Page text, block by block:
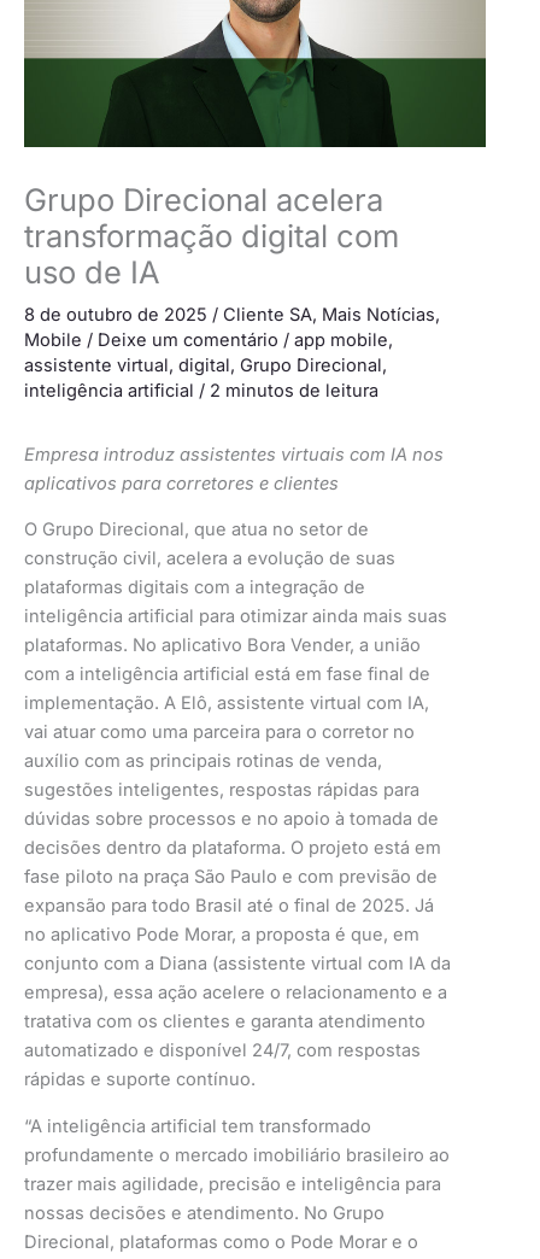
Grupo Direcional acelera
transformação digital com
uso de IA
8 de outubro de 2025 / Cliente SA, Mais Notícias,
Mobile / Deixe um comentário / app mobile,
assistente virtual, digital, Grupo Direcional,
inteligência artificial / 2 minutos de leitura
Empresa introduz assistentes virtuais com IA nos
aplicativos para corretores e clientes
O Grupo Direcional, que atua no setor de
construção civil, acelera a evolução de suas
plataformas digitais com a integração de
inteligência artificial para otimizar ainda mais suas
plataformas. No aplicativo Bora Vender, a união
com a inteligência artificial está em fase final de
implementação. A Elô, assistente virtual com IA,
vai atuar como uma parceira para o corretor no
auxílio com as principais rotinas de venda,
sugestões inteligentes, respostas rápidas para
dúvidas sobre processos e no apoio à tomada de
decisões dentro da plataforma. O projeto está em
fase piloto na praça São Paulo e com previsão de
expansão para todo Brasil até o final de 2025. Já
no aplicativo Pode Morar, a proposta é que, em
conjunto com a Diana (assistente virtual com IA da
empresa), essa ação acelere o relacionamento e a
tratativa com os clientes e garanta atendimento
automatizado e disponível 24/7, com respostas
rápidas e suporte contínuo.
“A inteligência artificial tem transformado
profundamente o mercado imobiliário brasileiro ao
trazer mais agilidade, precisão e inteligência para
nossas decisões e atendimento. No Grupo
Direcional, plataformas como o Pode Morar e o